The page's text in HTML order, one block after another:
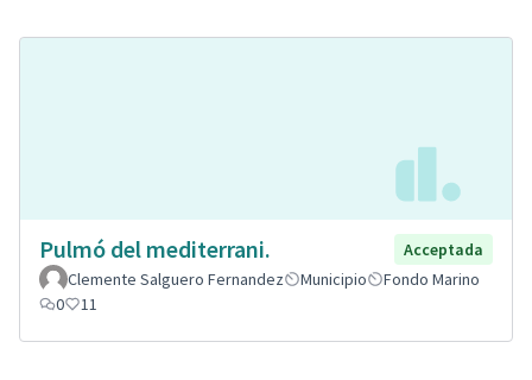
Pulmó del mediterrani.
Acceptada
Clemente Salguero Fernandez
Municipio
Fondo Marino
0
11